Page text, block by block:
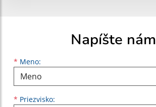
Napíšte nám
* Meno:
Meno
* Priezvisko:
Priezvisko
E-mailová adresa